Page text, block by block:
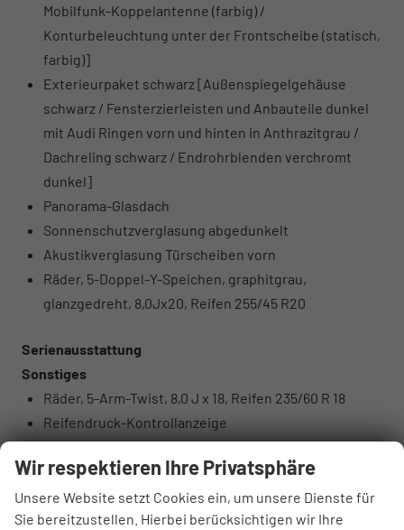
Mobilfunk-Koppelantenne (farbig) /
Konturbeleuchtung unter der Frontscheibe (statisch,
farbig)]
Exterieurpaket schwarz [Außenspiegelgehäuse
schwarz / Fensterzierleisten und Anbauteile dunkel
mit Audi Ringen vorn und hinten in Anthrazitgrau /
Dachreling schwarz / Endrohrblenden verchromt
dunkel]
Panorama-Glasdach
Sonnenschutzverglasung abgedunkelt
Akustikverglasung Türscheiben vorn
Räder, 5-Doppel-Y-Speichen, graphitgrau,
glanzgedreht, 8,0Jx20, Reifen 255/45 R20
Serienausstattung
Sonstiges
Räder, 5-Arm-Twist, 8,0 J x 18, Reifen 235/60 R 18
Reifendruck-Kontrollanzeige
LED-Scheinwerfer
LED-Heckleuchten
Außenspiegelgehäuse in Wagenfarbe
Wärmeschutz- und Akustikverglasung Frontscheibe
Wir respektieren Ihre Privatsphäre
Unsere Website setzt Cookies ein, um unsere Dienste für
Sie bereitzustellen. Hierbei berücksichtigen wir Ihre